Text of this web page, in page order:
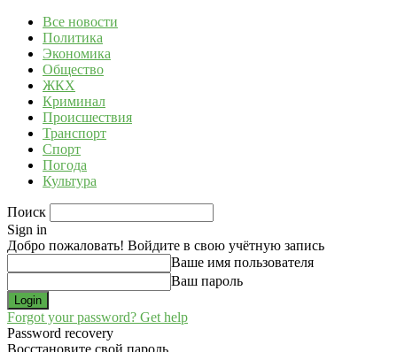
Все новости
Политика
Экономика
Общество
ЖКХ
Криминал
Происшествия
Транспорт
Спорт
Погода
Культура
Поиск
Sign in
Добро пожаловать! Войдите в свою учётную запись
Ваше имя пользователя
Ваш пароль
Forgot your password? Get help
Password recovery
Восстановите свой пароль